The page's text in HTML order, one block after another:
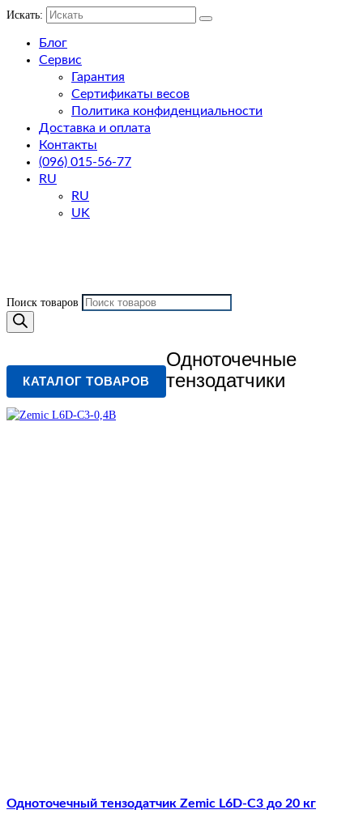
Искать:
Блог
Сервис
Гарантия
Сертификаты весов
Политика конфиденциальности
Доставка и оплата
Контакты
(096) 015-56-77
RU
RU
UK
Поиск товаров
КАТАЛОГ ТОВАРОВ
Одноточечные
тензодатчики
Одноточечный тензодатчик Zemic L6D-C3 до 20 кг